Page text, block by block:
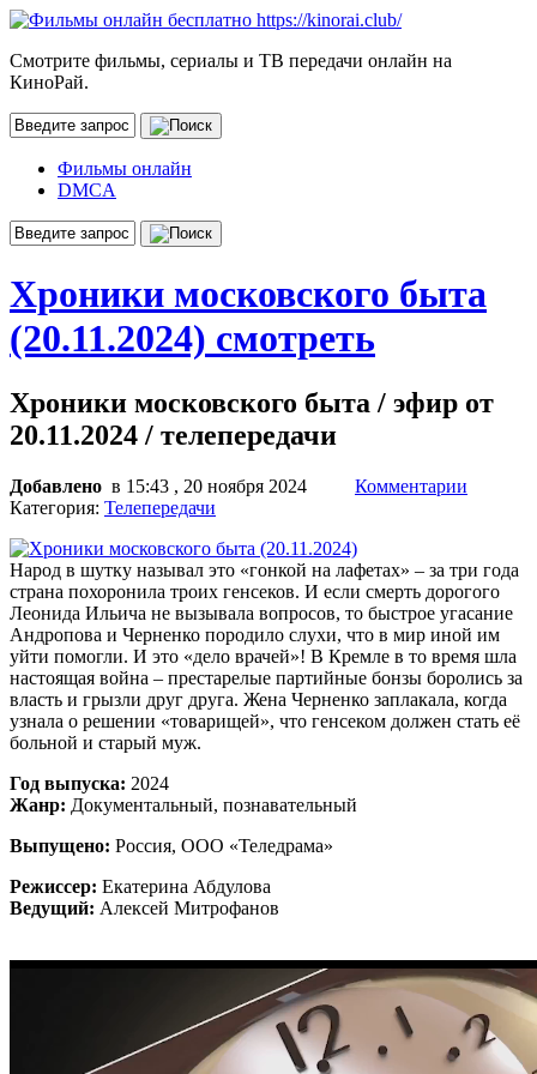
Смотрите фильмы, сериалы и ТВ передачи онлайн на
КиноРай.
Фильмы онлайн
DMCA
Хроники московского быта
(20.11.2024) смотреть
Хроники московского быта / эфир от
20.11.2024 / телепередачи
Добавлено в 15:43 , 20 ноября 2024
Комментарии
Категория: Телепередачи
Народ в шутку называл это «гонкой на лафетах» – за три года
страна похоронила троих генсеков. И если смерть дорогого
Леонида Ильича не вызывала вопросов, то быстрое угасание
Андропова и Черненко породило слухи, что в мир иной им
уйти помогли. И это «дело врачей»! В Кремле в то время шла
настоящая война – престарелые партийные бонзы боролись за
власть и грызли друг друга. Жена Черненко заплакала, когда
узнала о решении «товарищей», что генсеком должен стать её
больной и старый муж.
Год выпуска: 2024
Жанр: Документальный, познавательный
Выпущено: Россия, ООО «Теледрама»
Режиссер: Екатерина Абдулова
Ведущий: Алексей Митрофанов